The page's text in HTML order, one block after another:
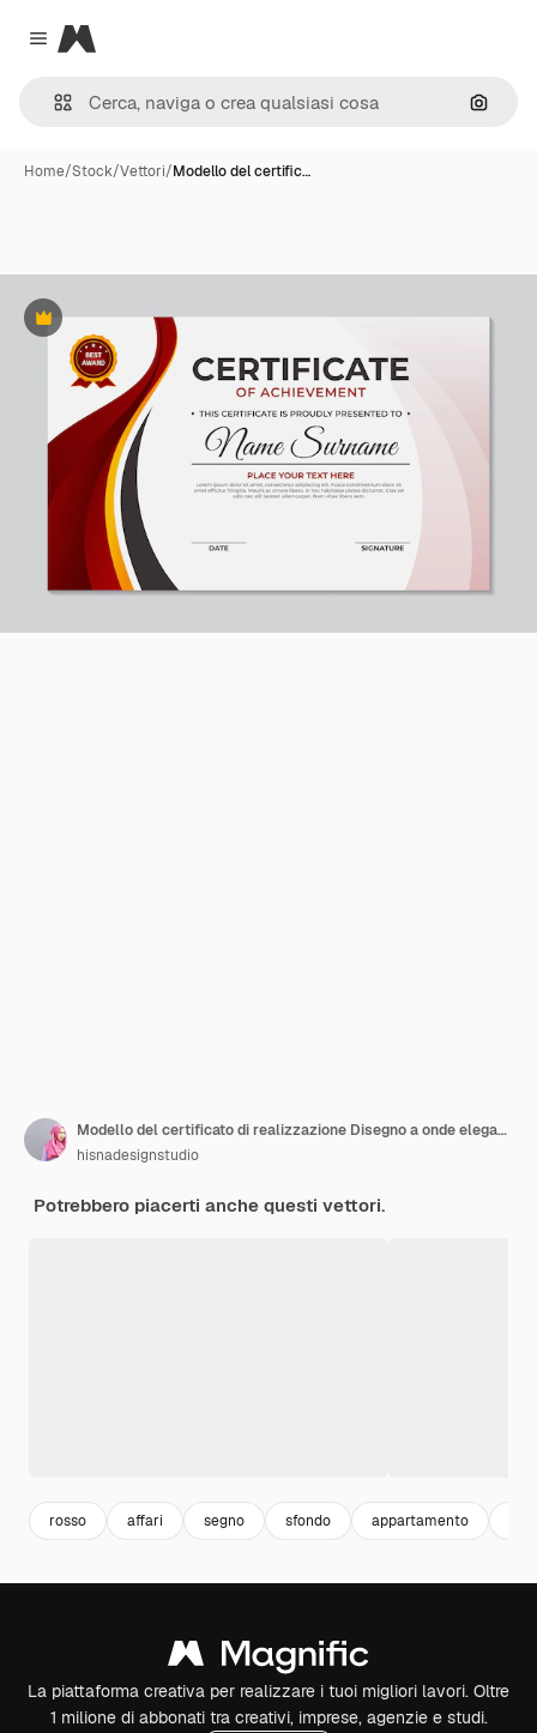
Close menu
Magnific
Cerca
Home/Stock/Vettori/Modello del certific…
Premium
Modello del certificato di realizzazione Disegno a onde eleganti Gradiente rosso giallo
hisnadesignstudio
Potrebbero piacerti anche questi vettori.
rosso affari segno sfondo appartamento
La piattaforma creativa per realizzare i tuoi migliori lavori. Oltre
1 milione di abbonati tra creativi, imprese, agenzie e studi.